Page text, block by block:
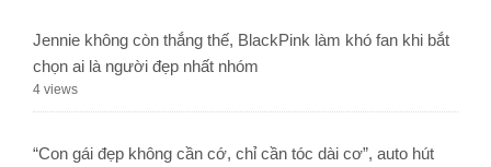
Jennie không còn thắng thế, BlackPink làm khó fan khi bắt
chọn ai là người đẹp nhất nhóm
4 views
“Con gái đẹp không cần cớ, chỉ cần tóc dài cơ”, auto hút